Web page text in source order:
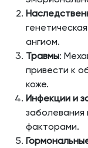
ангиом.
Травмы:
привести к
коже.
Инфекции и
факторами.